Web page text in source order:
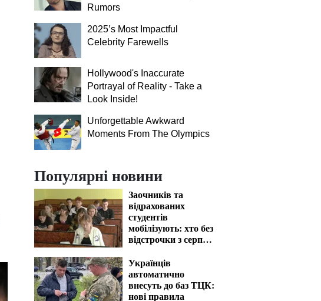
Rumors
2025’s Most Impactful
Celebrity Farewells
Hollywood's Inaccurate
Portrayal of Reality - Take a
Look Inside!
Unforgettable Awkward
Moments From The Olympics
Популярні новини
Заочників та
відрахованих
студентів
мобілізують: хто без
відстрочки з серпня
Українців
автоматично
внесуть до баз ТЦК:
нові правила